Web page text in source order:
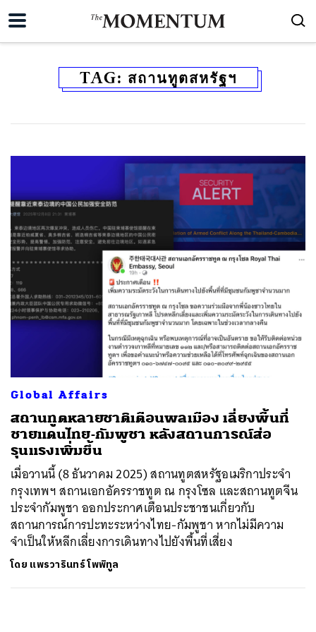
TAG: สถานทูตสหรัฐฯ
Global Affairs
สถานทูตหลายชาติเตือนพลเมือง เลี่ยงพื้นที่
ชายแดนไทย-กัมพูชา หลังสถานการณ์ส่อ
รุนแรงเพิ่มขึ้น
เมื่อวานนี้ (8 ธันวาคม 2025) สถานทูตสหรัฐอเมริกาประจำ
กรุงเทพฯ สถานเอกอัครราชทูต ณ กรุงโซล และสถานทูตจีน
ประจำกัมพูชา ออกประกาศเตือนประชาชนเกี่ยวกับ
สถานการณ์การปะทะระหว่างไทย-กัมพูชา หากไม่มีความ
จำเป็นให้หลีกเลี่ยงการเดินทางไปยังพื้นที่เสี่ยง
โดย แพรวารินทร์ โพพิทูล
SHARE